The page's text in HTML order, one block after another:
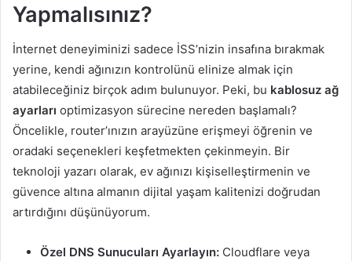
Yapmalısınız?
İnternet deneyiminizi sadece İSS’nizin insafına bırakmak
yerine, kendi ağınızın kontrolünü elinize almak için
atabileceğiniz birçok adım bulunuyor. Peki, bu kablosuz ağ
ayarları optimizasyon sürecine nereden başlamalı?
Öncelikle, router’ınızın arayüzüne erişmeyi öğrenin ve
oradaki seçenekleri keşfetmekten çekinmeyin. Bir
teknoloji yazarı olarak, ev ağınızı kişiselleştirmenin ve
güvence altına almanın dijital yaşam kalitenizi doğrudan
artırdığını düşünüyorum.
Özel DNS Sunucuları Ayarlayın: Cloudflare veya